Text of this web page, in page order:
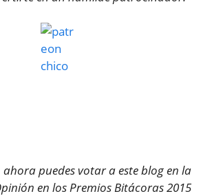
ahora puedes votar a este blog en la
en los Premios Bitácoras 2015